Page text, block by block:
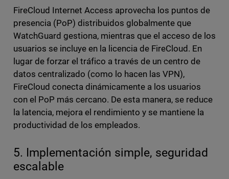
FireCloud Internet Access aprovecha los puntos de
presencia (PoP) distribuidos globalmente que
WatchGuard gestiona, mientras que el acceso de los
usuarios se incluye en la licencia de FireCloud. En
lugar de forzar el tráfico a través de un centro de
datos centralizado (como lo hacen las VPN),
FireCloud conecta dinámicamente a los usuarios
con el PoP más cercano. De esta manera, se reduce
la latencia, mejora el rendimiento y se mantiene la
productividad de los empleados.
5. Implementación simple, seguridad
escalable